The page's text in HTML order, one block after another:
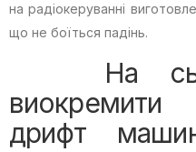
на радіокеруванні
що не боїться падінь.
На
дрифт